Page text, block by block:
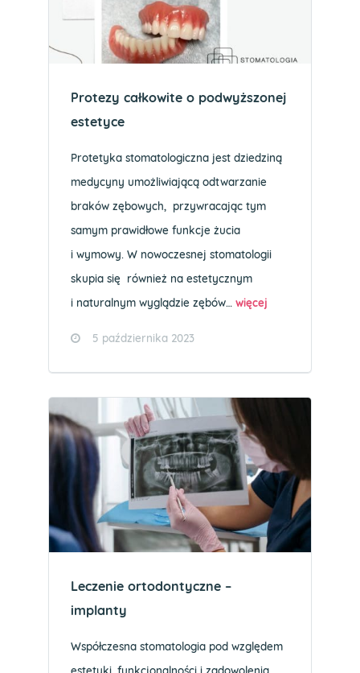
Protezy całkowite o podwyższonej
estetyce
Protetyka stomatologiczna jest dziedziną
medycyny umożliwiającą odtwarzanie
braków zębowych, przywracając tym
samym prawidłowe funkcje żucia
i wymowy. W nowoczesnej stomatologii
skupia się również na estetycznym
i naturalnym wyglądzie zębów… więcej
5 października 2023
Leczenie ortodontyczne –
implanty
Współczesna stomatologia pod względem
estetyki, funkcjonalności i zadowolenia